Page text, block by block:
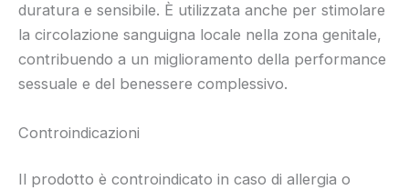
duratura e sensibile. È utilizzata anche per stimolare
la circolazione sanguigna locale nella zona genitale,
contribuendo a un miglioramento della performance
sessuale e del benessere complessivo.
Controindicazioni
Il prodotto è controindicato in caso di allergia o